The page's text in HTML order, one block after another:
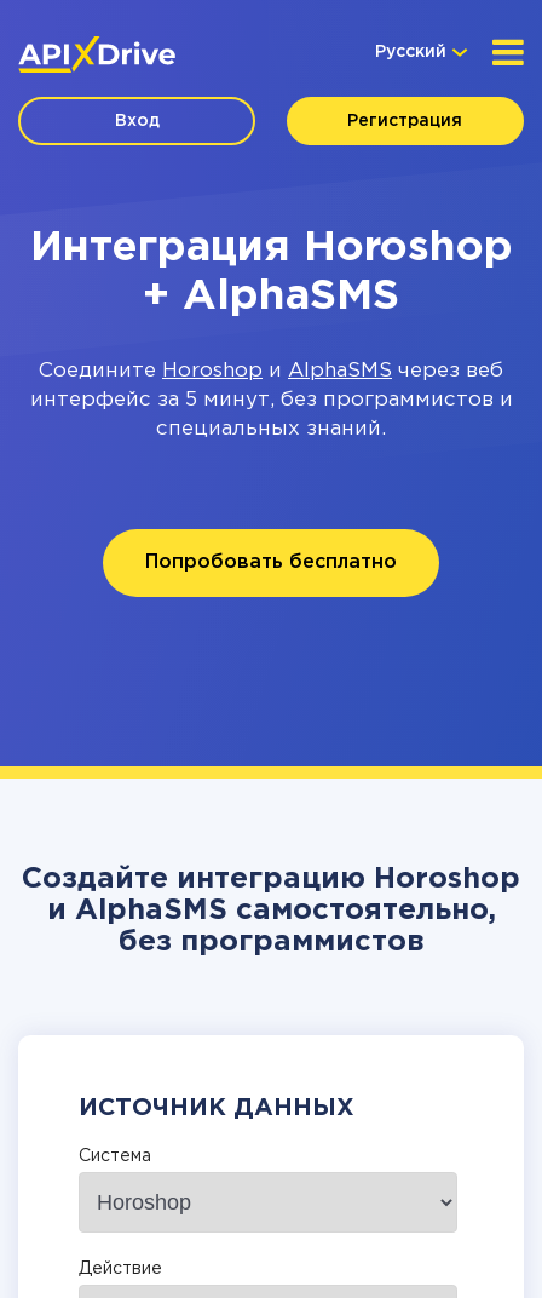
Русский
Вход Регистрация
Интеграция Horoshop
+ AlphaSMS
Соедините Horoshop и AlphaSMS через веб
интерфейс за 5 минут, без программистов и
специальных знаний.
Попробовать бесплатно
Создайте интеграцию Horoshop
и AlphaSMS самостоятельно,
без программистов
ИСТОЧНИК ДАННЫХ
Система
Действие